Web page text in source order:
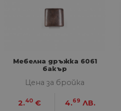
Мебелна дръжка 6061
бакър
Цена за бройка
2.40 € 4.69 ЛВ.